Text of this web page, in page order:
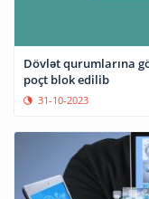
Dövlət qurumlarına
poçt blok edilib
31-10-2023